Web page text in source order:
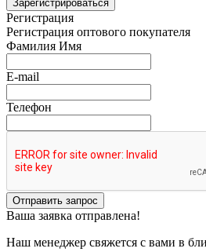
Зарегистрироваться
Регистрация
Регистрация оптового покупателя
Фамилия Имя
E-mail
Телефон
Отправить запрос
Ваша заявка отправлена!
Наш менеджер свяжется с вами в